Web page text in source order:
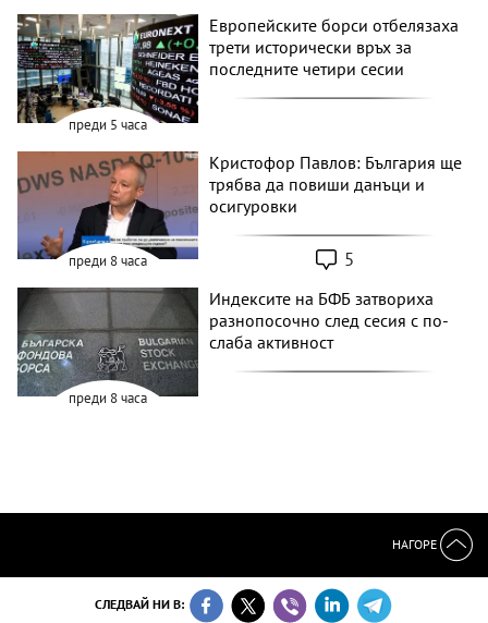
преди 5 часа
Европейските борси отбелязаха
трети исторически връх за
последните четири сесии
преди 8 часа
Кристофор Павлов: България ще
трябва да повиши данъци и
осигуровки
5
преди 8 часа
Индексите на БФБ затвориха
разнопосочно след сесия с по-
слаба активност
НАГОРЕ
СЛЕДВАЙ НИ В: